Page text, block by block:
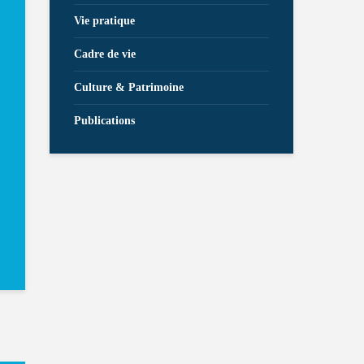
Vie pratique
Cadre de vie
Culture & Patrimoine
Publications